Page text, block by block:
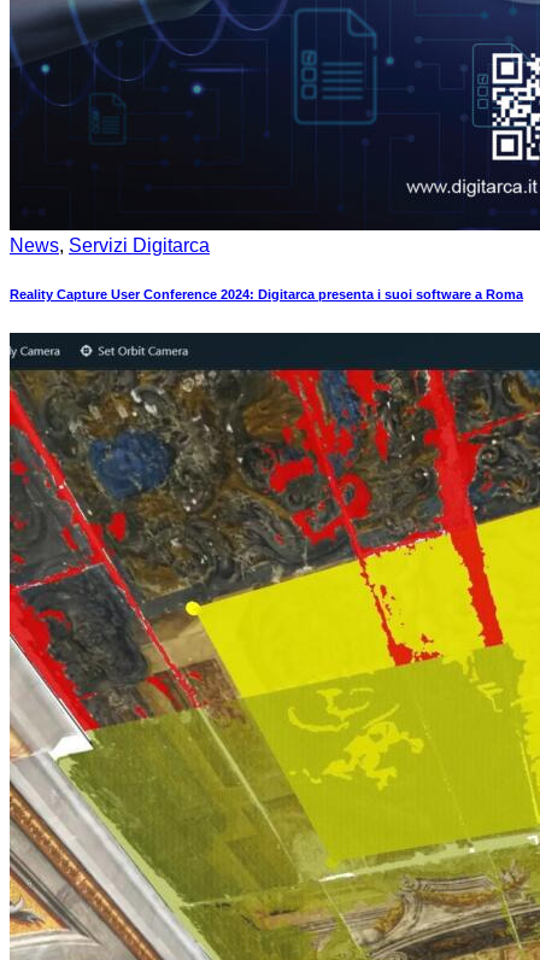
News, Servizi Digitarca
Reality Capture User Conference 2024: Digitarca presenta i suoi software a Roma